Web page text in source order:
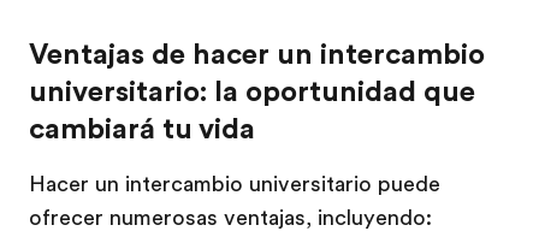
Ventajas de hacer un intercambio
universitario: la oportunidad que
cambiará tu vida
Hacer un intercambio universitario puede
ofrecer numerosas ventajas, incluyendo: